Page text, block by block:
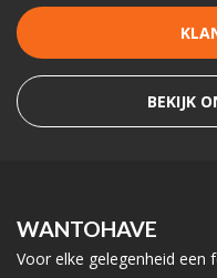
BEKIJK
WANTOHAVE
Voor elke gelegenheid een